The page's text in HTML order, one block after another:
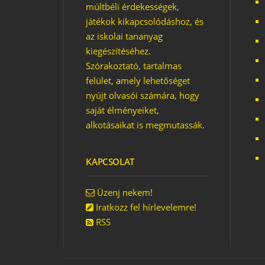
AZ ELSŐ SZŐRÖS
ÉPÜLETLÉNY
múltbéli érdekességek,
játékok kikapcsolódáshoz, és
az iskolai tananyag
kiegészítéséhez.
Szórakoztató, tartalmas
felület, amely lehetőséget
nyújt olvasói számára, hogy
saját élményeiket,
alkotásaikat is megmutassák.
KAPCSOLAT
Üzenj nekem!
Iratkozz fel hírlevelemre!
RSS